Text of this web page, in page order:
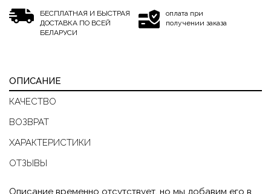
БЕСПЛАТНАЯ И БЫСТРАЯ
ДОСТАВКА ПО ВСЕЙ
БЕЛАРУСИ
оплата при
получении заказа
ОПИСАНИЕ
КАЧЕСТВО
ВОЗВРАТ
ХАРАКТЕРИСТИКИ
ОТЗЫВЫ
Описание временно отсутствует, но мы добавим его в